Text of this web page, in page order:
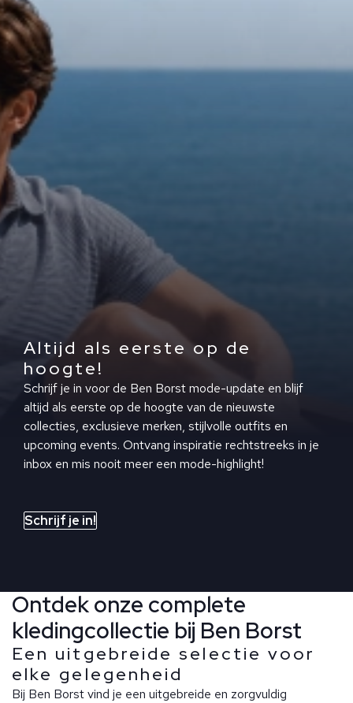
Altijd als eerste op de
hoogte!
Schrijf je in voor de Ben Borst mode-update en blijf
altijd als eerste op de hoogte van de nieuwste
collecties, exclusieve merken, stijlvolle outfits en
upcoming events. Ontvang inspiratie rechtstreeks in je
inbox en mis nooit meer een mode-highlight!
Schrijf je in!
Ontdek onze complete
kledingcollectie bij Ben Borst
Een uitgebreide selectie voor
elke gelegenheid
Bij Ben Borst vind je een uitgebreide en zorgvuldig